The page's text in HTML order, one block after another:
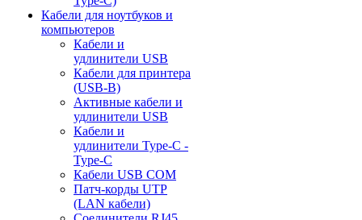
Кабели для ноутбуков и
компьютеров
Кабели и
удлинители USB
Кабели для принтера
(USB-B)
Активные кабели и
удлинители USB
Кабели и
удлинители Type-C -
Type-C
Кабели USB COM
Патч-корды UTP
(LAN кабели)